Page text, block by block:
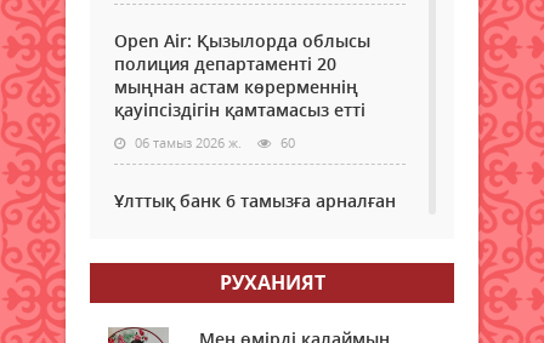
Open Air: Қызылорда облысы
полиция департаменті 20
мыңнан астам көрерменнің
қауіпсіздігін қамтамасыз етті
06 тамыз 2026 ж. 60
Ұлттық банк 6 тамызға арналған
бірнеше өңірінде ауа райына
РУХАНИЯТ